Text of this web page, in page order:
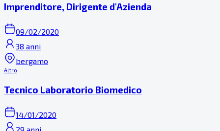
Imprenditore, Dirigente d'Azienda
09/02/2020
38 anni
bergamo
Altro
Tecnico Laboratorio Biomedico
14/01/2020
29 anni